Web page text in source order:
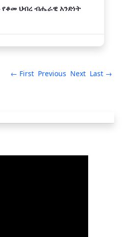
ህብረ ብሔራዊ አንድነት
← First Previous Next Last →